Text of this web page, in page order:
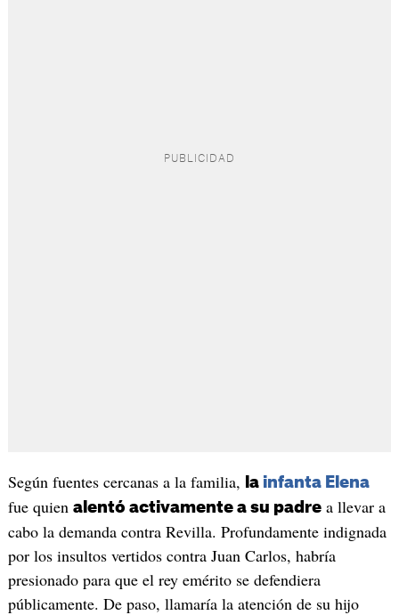
Según fuentes cercanas a la familia, la infanta Elena
fue quien alentó activamente a su padrea llevar a
cabo la demanda contra Revilla. Profundamente indignada
por los insultos vertidos contra Juan Carlos, habría
presionado para que el rey emérito se defendiera
públicamente. De paso, llamaría la atención de su hijo